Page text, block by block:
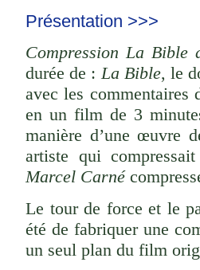
Présentation >>>
Compression La Bible
durée de :La Bible, le
avec les commentaires
en un film de 3
manière d’une œuvre
artiste qui
Marcel Carné
Le tour de force et le
été de fabriquer une
un seul plan du film